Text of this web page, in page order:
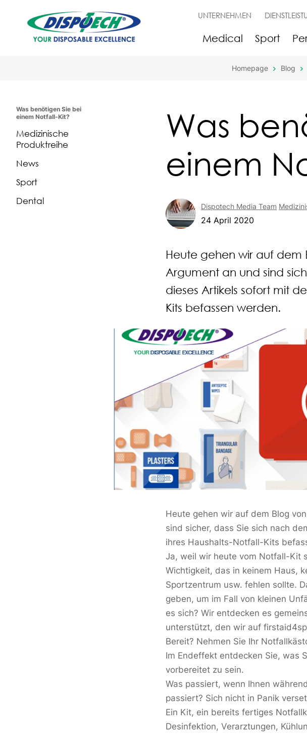
UNTERNEHMEN
Medical Sport
Homepage Blog
Was benötigen Sie bei
einem Notfall-Kit?
Medizinische
Produktreihe
News
Sport
Dental
Was
einem
Dispotech Media Team
24 April 2020
Heute gehen wir auf dem
Argument an und sind
dieses Artikels sofort mit
Kits befassen werden.
Heute gehen wir auf dem Blog von
sind sicher, dass Sie sich nach
ihres Haushalts-Notfall-Kits
Ja, weil wir heute vom Notfall-Kit
Wichtigkeit, das in keinem Haus,
Sportzentrum usw. fehlen sollte.
geben, um im Fall von kleinen
es sich? Wir entdecken es
unterstützt, den wir auf
Bereit? Nehmen Sie Ihr
Im Endeffekt entdecken Sie, was
vorbereitet zu sein.
Was passiert, wenn Ihnen
passiert? Sich nicht in Panik
Ein Kit, ein bereits fertiges
Desinfektion, Verarztungen,